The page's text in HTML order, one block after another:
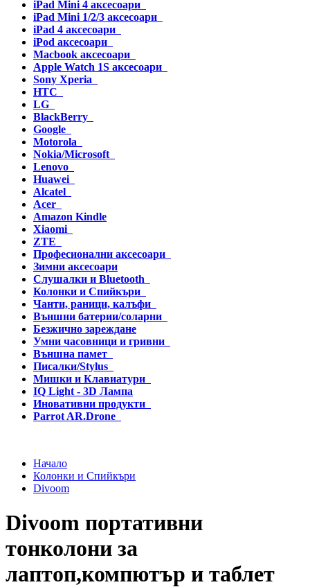
iPad Mini 4 аксесоари
iPad Mini 1/2/3 аксесоари
iPad 4 аксесоари
iPod аксесоари
Macbook аксесоари
Apple Watch 1S аксесоари
Sony Xperia
HTC
LG
BlackBerry
Google
Motorola
Nokia/Microsoft
Lenovo
Huawei
Alcatel
Acer
Amazon Kindle
Xiaomi
ZTE
Професионални аксесоари
Зимни аксесоари
Слушалки и Bluetooth
Колонки и Спийкъри
Чанти, раници, калъфи
Външни батерии/соларни
Безжично зареждане
Умни часовници и гривни
Външна памет
Писалки/Stylus
Мишки и Клавиатури
IQ Light - 3D Лампа
Иновативни продукти
Parrot AR.Drone
Начало
Колонки и Спийкъри
Divoom
Divoom портативни
тонколони за
лаптоп,компютър и таблет